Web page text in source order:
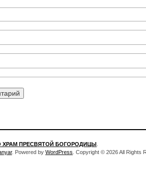
ХРАМ ПРЕСВЯТОЙ БОГОРОДИЦЫ
. Powered by WordPress . Copyright © 2026 All Rights